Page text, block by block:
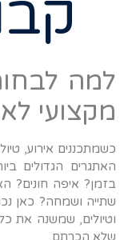
למה
מקצועי
כשמתכננים אירוע,
האתגרים הגדולים
בזמן? איפה חונים?
שתייה ושמחה? כאן
וטיולים, שמשנה את
שלא הכרתם.